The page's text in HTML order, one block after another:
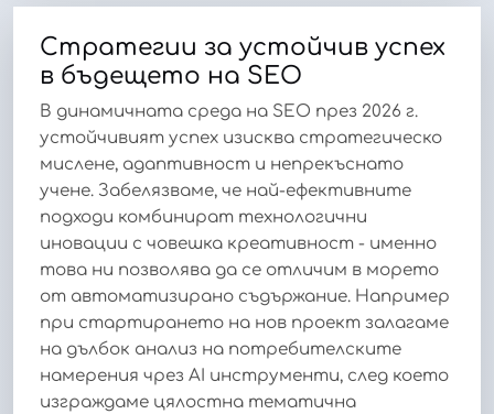
Стратегии за устойчив успех
в бъдещето на SEO
В динамичната среда на SEO през 2026 г.
устойчивият успех изисква стратегическо
мислене, адаптивност и непрекъснато
учене. Забелязваме, че най-ефективните
подходи комбинират технологични
иновации с човешка креативност - именно
това ни позволява да се отличим в морето
от автоматизирано съдържание. Например
при стартирането на нов проект залагаме
на дълбок анализ на потребителските
намерения чрез AI инструменти, след което
изграждаме цялостна тематична